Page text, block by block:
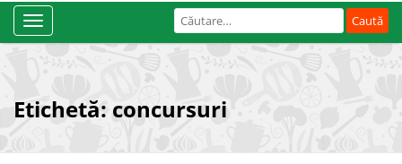
Caută
după:
Toggle
Navigation
Etichetă: concursuri